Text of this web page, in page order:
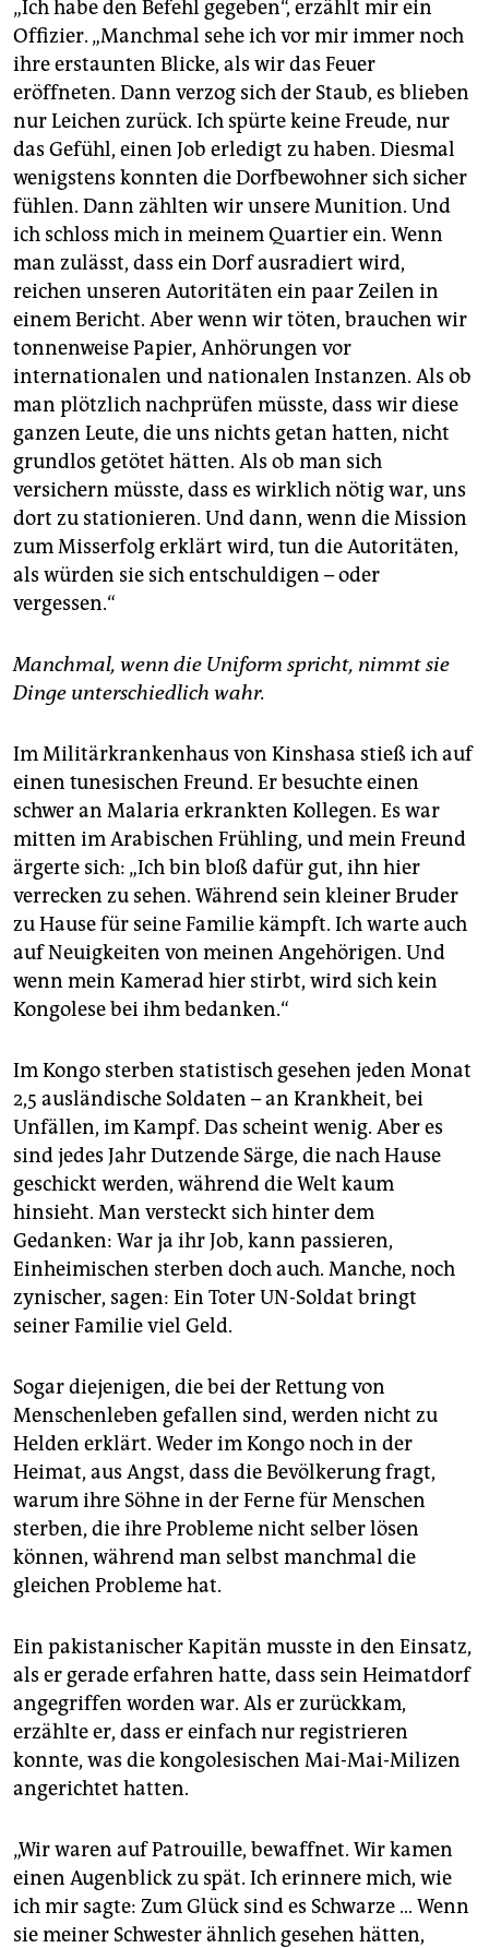
„Ich habe den Befehl gegeben“, erzählt mir ein
Offizier. „Manchmal sehe ich vor mir immer noch
ihre erstaunten Blicke, als wir das Feuer
eröffneten. Dann verzog sich der Staub, es blieben
nur Leichen zurück. Ich spürte keine Freude, nur
das Gefühl, einen Job erledigt zu haben. Diesmal
wenigstens konnten die Dorfbewohner sich sicher
fühlen. Dann zählten wir unsere Munition. Und
ich schloss mich in meinem Quartier ein. Wenn
man zulässt, dass ein Dorf ausradiert wird,
reichen unseren Autoritäten ein paar Zeilen in
einem Bericht. Aber wenn wir töten, brauchen wir
tonnenweise Papier, Anhörungen vor
internationalen und nationalen Instanzen. Als ob
man plötzlich nachprüfen müsste, dass wir diese
ganzen Leute, die uns nichts getan hatten, nicht
grundlos getötet hätten. Als ob man sich
versichern müsste, dass es wirklich nötig war, uns
dort zu stationieren. Und dann, wenn die Mission
zum Misserfolg erklärt wird, tun die Autoritäten,
als würden sie sich entschuldigen – oder
vergessen.“
Manchmal, wenn die Uniform spricht, nimmt sie
Dinge unterschiedlich wahr.
Im Militärkrankenhaus von Kinshasa stieß ich auf
einen tunesischen Freund. Er besuchte einen
schwer an Malaria erkrankten Kollegen. Es war
mitten im Arabischen Frühling, und mein Freund
ärgerte sich: „Ich bin bloß dafür gut, ihn hier
verrecken zu sehen. Während sein kleiner Bruder
zu Hause für seine Familie kämpft. Ich warte auch
auf Neuigkeiten von meinen Angehörigen. Und
wenn mein Kamerad hier stirbt, wird sich kein
Kongolese bei ihm bedanken.“
Im Kongo sterben statistisch gesehen jeden Monat
2,5 ausländische Soldaten – an Krankheit, bei
Unfällen, im Kampf. Das scheint wenig. Aber es
sind jedes Jahr Dutzende Särge, die nach Hause
geschickt werden, während die Welt kaum
hinsieht. Man versteckt sich hinter dem
Gedanken: War ja ihr Job, kann passieren,
Einheimischen sterben doch auch. Manche, noch
zynischer, sagen: Ein Toter UN-Soldat bringt
seiner Familie viel Geld.
Sogar diejenigen, die bei der Rettung von
Menschenleben gefallen sind, werden nicht zu
Helden erklärt. Weder im Kongo noch in der
Heimat, aus Angst, dass die Bevölkerung fragt,
warum ihre Söhne in der Ferne für Menschen
sterben, die ihre Probleme nicht selber lösen
können, während man selbst manchmal die
gleichen Probleme hat.
Ein pakistanischer Kapitän musste in den Einsatz,
als er gerade erfahren hatte, dass sein Heimatdorf
angegriffen worden war. Als er zurückkam,
erzählte er, dass er einfach nur registrieren
konnte, was die kongolesischen Mai-Mai-Milizen
angerichtet hatten.
„Wir waren auf Patrouille, bewaffnet. Wir kamen
einen Augenblick zu spät. Ich erinnere mich, wie
ich mir sagte: Zum Glück sind es Schwarze … Wenn
sie meiner Schwester ähnlich gesehen hätten,